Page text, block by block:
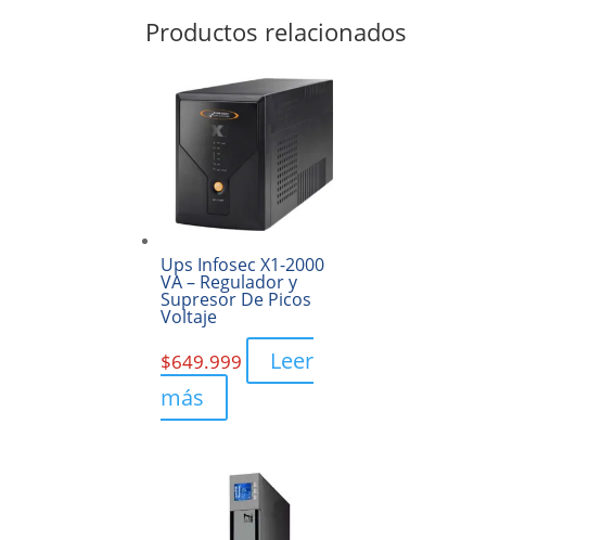
Productos relacionados
Ups Infosec X1-2000
VA – Regulador y
Supresor De Picos
Voltaje
$649.999
Leer
más